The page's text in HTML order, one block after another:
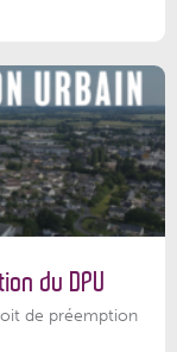
du DPU
de préemption